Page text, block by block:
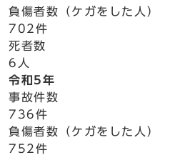
負傷者数（ケガをした人）
702件
死者数
6人
令和5年
事故件数
736件
負傷者数（ケガをした人）
752件